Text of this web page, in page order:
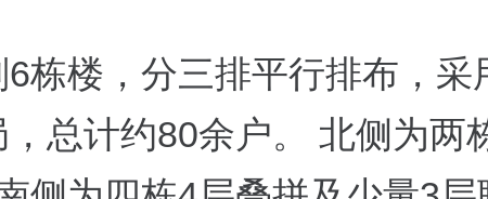
栋楼，分三排平行排布，采
总计约80余户。 北侧为两